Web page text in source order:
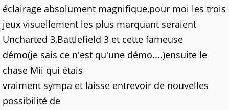
éclairage absolument magnifique,pour moi les trois
jeux visuellement les plus marquant seraient
Uncharted 3,Battlefield 3 et cette fameuse
démo(je sais ce n'est qu'une démo....)ensuite le
chase Mii qui étais
vraiment sympa et laisse entrevoir de nouvelles
possibilité de